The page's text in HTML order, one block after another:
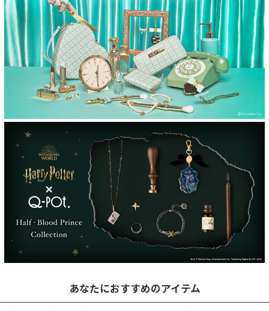
あなたにおすすめのアイテム